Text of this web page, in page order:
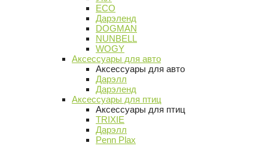
ECO
Дарэленд
DOGMAN
NUNBELL
WOGY
Аксессуары для авто
Аксессуары для авто
Дарэлл
Дарэленд
Аксессуары для птиц
Аксессуары для птиц
TRIXIE
Дарэлл
Penn Plax